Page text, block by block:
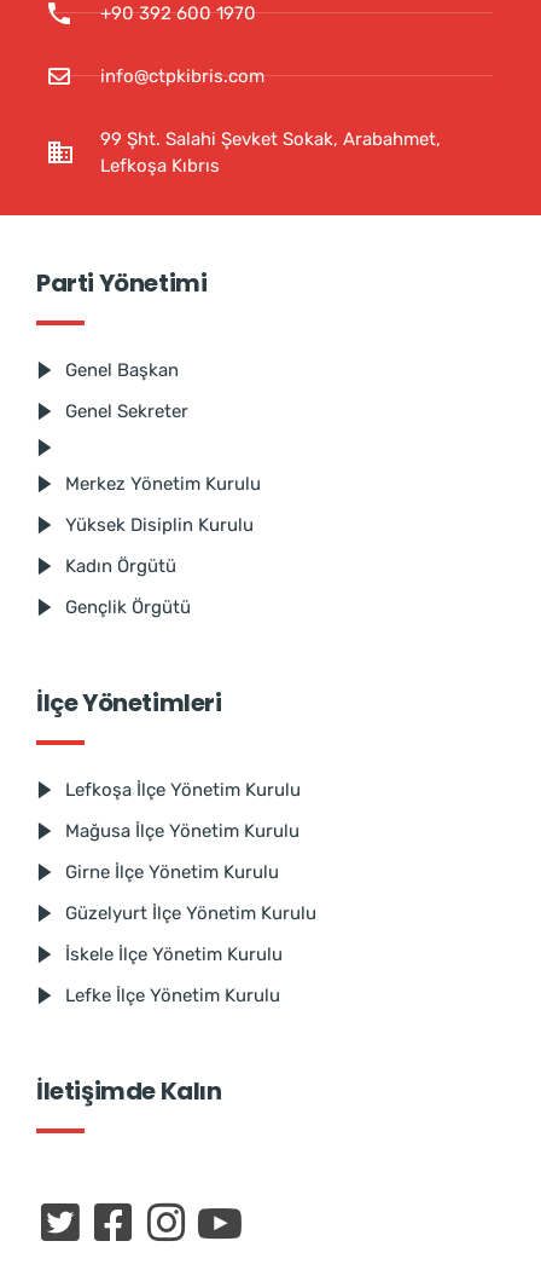
+90 392 600 1970
info@ctpkibris.com
99 Şht. Salahi Şevket Sokak, Arabahmet,
Lefkoşa Kıbrıs
Parti Yönetimi
Genel Başkan
Genel Sekreter
Merkez Yönetim Kurulu
Yüksek Disiplin Kurulu
Kadın Örgütü
Gençlik Örgütü
İlçe Yönetimleri
Lefkoşa İlçe Yönetim Kurulu
Mağusa İlçe Yönetim Kurulu
Girne İlçe Yönetim Kurulu
Güzelyurt İlçe Yönetim Kurulu
İskele İlçe Yönetim Kurulu
Lefke İlçe Yönetim Kurulu
İletişimde Kalın